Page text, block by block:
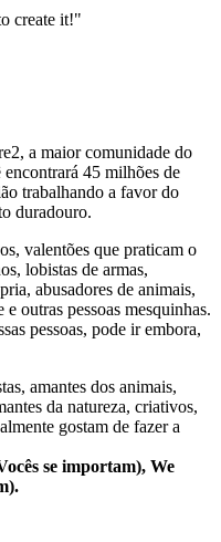
create it!"
a maior comunidade do
45 milhões de
trabalhando a favor do
duradouro.
valentões que praticam o
lobistas de armas,
abusadores de animais,
outras pessoas mesquinhas.
pessoas, pode ir embora,
amantes dos animais,
da natureza, criativos,
gostam de fazer a
se importam), We